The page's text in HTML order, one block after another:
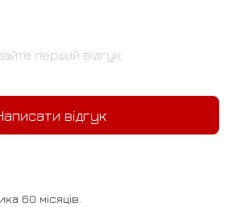
перший відгук
відгук
60 місяців.